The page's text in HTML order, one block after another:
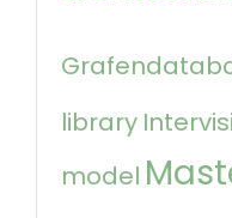
library
model